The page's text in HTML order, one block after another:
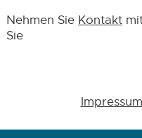
Nehmen Sie Kontakt
Sie
Impressum